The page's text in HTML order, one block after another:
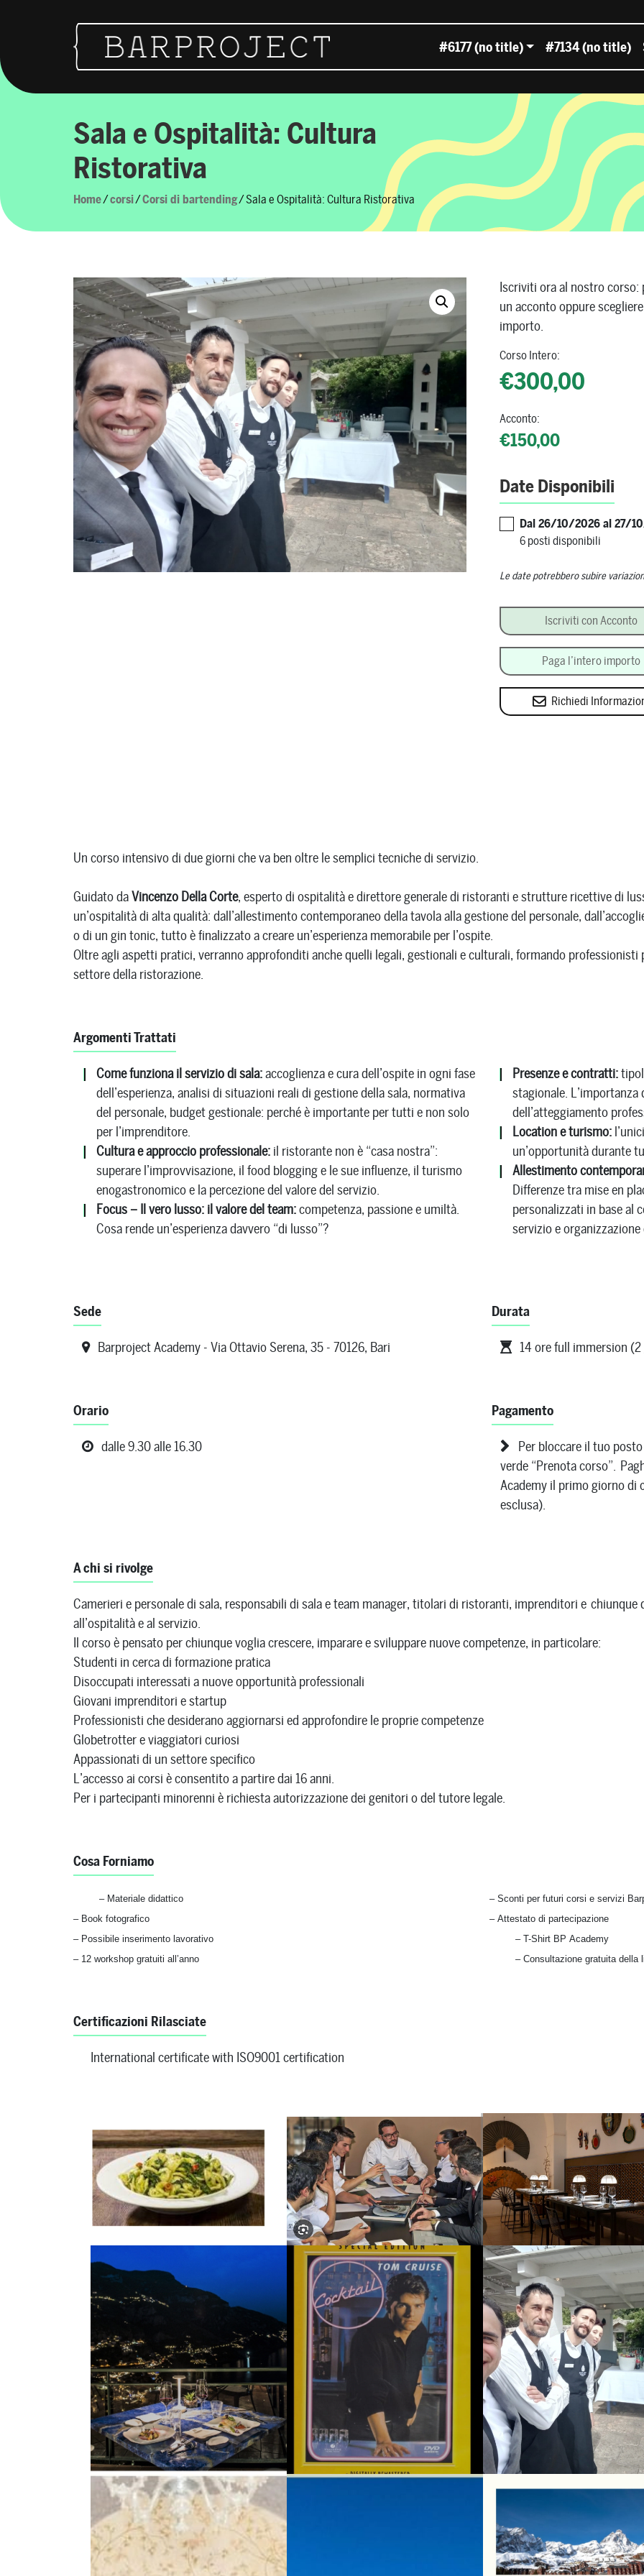
Main Navigation #6177 (no title) #7134 (no title)
Sala e Ospitalità: Cultura
Ristorativa
Home/corsi/Corsi di bartending/ Sala e Ospitalità: Cultura Ristorativa
Iscriviti ora al nostro
un acconto oppure
importo.
Corso Intero:
€300,00
Acconto:
€150,00
Date Disponibili
Dal 26/10/2026 al 27/
6 posti disponibili
Le date potrebbero subire
Iscriviti con Acconto
Paga l’intero importo
Richiedi
Un corso intensivo di due giorni che va ben oltre le semplici tecniche di servizio.
Guidato daVincenzo Della Corte, esperto di ospitalità e direttore generale di ristoranti e strutture ricettive di
un’ospitalità di alta qualità: dall’allestimento contemporaneo della tavola alla gestione del personale,
o di un gin tonic, tutto è finalizzato a creare un’esperienza memorabile per l’ospite.
Oltre agli aspetti pratici, verranno approfonditi anche quelli legali, gestionali e culturali, formando professionisti
settore della ristorazione.
Argomenti Trattati
Come funziona il servizio di sala:accoglienza e cura dell’ospite in ogni fase
dell’esperienza, analisi di situazioni reali di gestione della sala, normativa
del personale, budget gestionale: perché è importante per tutti e non solo
per l’imprenditore.
Cultura e approccio professionale: il ristorante non è “casa nostra”:
superare l’improvvisazione, il food blogging e le sue influenze, il turismo
enogastronomico e la percezione del valore del servizio.
Focus – Il vero lusso: il valore del team:competenza, passione e umiltà.
Cosa rende un’esperienza davvero “di lusso”?
Presenze e contratti:
stagionale. L’importanza
dell’atteggiamento
Location e turismo:
un’opportunità durante
Allestimento
Differenze tra mise en
personalizzati in base al
servizio e organizzazione
Sede
Barproject Academy - Via Ottavio Serena, 35 - 70126, Bari
Durata
14 ore full immersion
Orario
dalle 9.30 alle 16.30
Pagamento
Per bloccare il tuo
verde “Prenota corso”.
Academy il primo giorno di
esclusa).
A chi si rivolge
Camerieri e personale di sala, responsabili di sala e team manager, titolari di ristoranti, imprenditori e
all’ospitalità e al servizio.
Il corso è pensato per chiunque voglia crescere, imparare e sviluppare nuove competenze, in particolare:
Studenti in cerca di formazione pratica
Disoccupati interessati a nuove opportunità professionali
Giovani imprenditori e startup
Professionisti che desiderano aggiornarsi ed approfondire le proprie competenze
Globetrotter e viaggiatori curiosi
Appassionati di un settore specifico
L’accesso ai corsi è consentito a partire dai 16 anni.
Per i partecipanti minorenni è richiesta autorizzazione dei genitori o del tutore legale.
Cosa Forniamo
– Materiale didattico
– Book fotografico
– Possibile inserimento lavorativo
– 12 workshop gratuiti all’anno
– Sconti per futuri corsi e servizi
– Attestato di partecipazione
– T-Shirt BP Academy
– Consultazione gratuita della
Certificazioni Rilasciate
International certificate with ISO9001 certification